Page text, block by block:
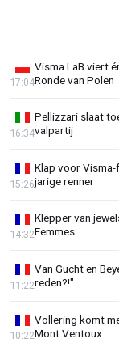
Visma LaB viert
Ronde van Polen
17:04
Pellizzari slaat
valpartij
16:34
Klap voor
jarige renner
15:26
Klepper van
Femmes
14:32
Van Gucht en
reden?!"
11:22
Vollering komt
Mont Ventoux
10:22